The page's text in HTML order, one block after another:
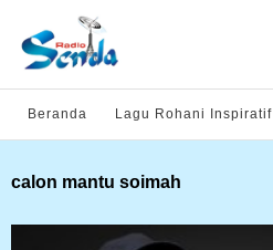
Beranda Lagu Rohani Inspiratif
calon mantu soimah